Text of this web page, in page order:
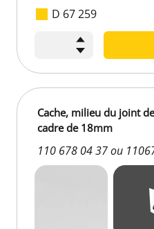
D 67 259
Cache, milieu du joint
cadre de 18mm
110 678 04 37 ou